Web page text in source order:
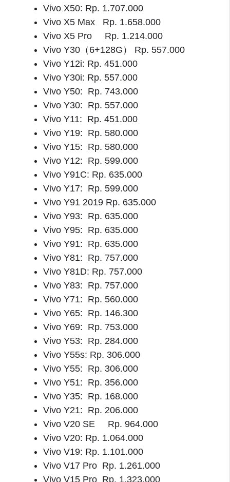
Vivo X50: Rp. 1.707.000
Vivo X5 Max Rp. 1.658.000
Vivo X5 Pro Rp. 1.214.000
Vivo Y30（6+128G） Rp. 557.000
Vivo Y12i: Rp. 451.000
Vivo Y30i: Rp. 557.000
Vivo Y50: Rp. 743.000
Vivo Y30: Rp. 557.000
Vivo Y11: Rp. 451.000
Vivo Y19: Rp. 580.000
Vivo Y15: Rp. 580.000
Vivo Y12: Rp. 599.000
Vivo Y91C: Rp. 635.000
Vivo Y17: Rp. 599.000
Vivo Y91 2019 Rp. 635.000
Vivo Y93: Rp. 635.000
Vivo Y95: Rp. 635.000
Vivo Y91: Rp. 635.000
Vivo Y81: Rp. 757.000
Vivo Y81D: Rp. 757.000
Vivo Y83: Rp. 757.000
Vivo Y71: Rp. 560.000
Vivo Y65: Rp. 146.300
Vivo Y69: Rp. 753.000
Vivo Y53: Rp. 284.000
Vivo Y55s: Rp. 306.000
Vivo Y55: Rp. 306.000
Vivo Y51: Rp. 356.000
Vivo Y35: Rp. 168.000
Vivo Y21: Rp. 206.000
Vivo V20 SE Rp. 964.000
Vivo V20: Rp. 1.064.000
Vivo V19: Rp. 1.101.000
Vivo V17 Pro Rp. 1.261.000
Vivo V15 Pro Rp. 1.323.000